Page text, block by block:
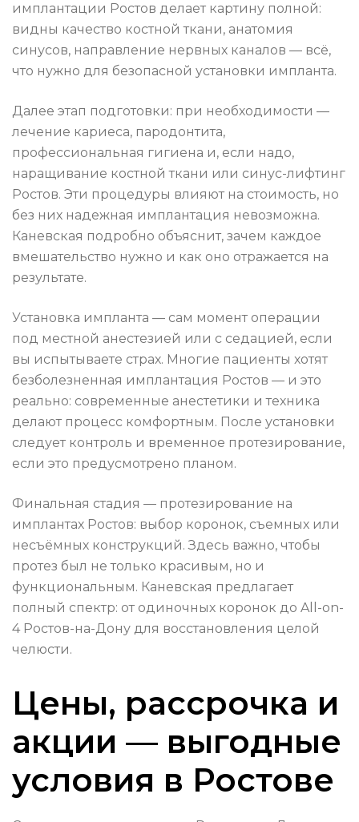
имплантации Ростов делает картину полной:
видны качество костной ткани, анатомия
синусов, направление нервных каналов — всё,
что нужно для безопасной установки импланта.
Далее этап подготовки: при необходимости —
лечение кариеса, пародонтита,
профессиональная гигиена и, если надо,
наращивание костной ткани или синус-лифтинг
Ростов. Эти процедуры влияют на стоимость, но
без них надежная имплантация невозможна.
Каневская подробно объяснит, зачем каждое
вмешательство нужно и как оно отражается на
результате.
Установка импланта — сам момент операции
под местной анестезией или с седацией, если
вы испытываете страх. Многие пациенты хотят
безболезненная имплантация Ростов — и это
реально: современные анестетики и техника
делают процесс комфортным. После установки
следует контроль и временное протезирование,
если это предусмотрено планом.
Финальная стадия — протезирование на
имплантах Ростов: выбор коронок, съемных или
несъёмных конструкций. Здесь важно, чтобы
протез был не только красивым, но и
функциональным. Каневская предлагает
полный спектр: от одиночных коронок до All-on-
4 Ростов-на-Дону для восстановления целой
челюсти.
Цены, рассрочка и
акции — выгодные
условия в Ростове